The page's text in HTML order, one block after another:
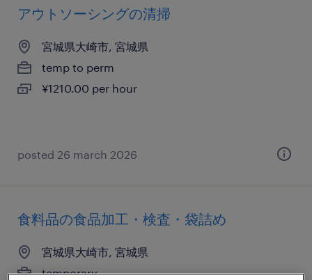
アウトソーシングの清掃
宮城県大崎市, 宮城県
temp to perm
¥1210.00 per hour
posted 26 march 2026
食料品の食品加工・検査・袋詰め
宮城県大崎市, 宮城県
temporary